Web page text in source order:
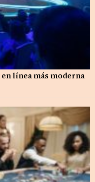
en línea más moderna